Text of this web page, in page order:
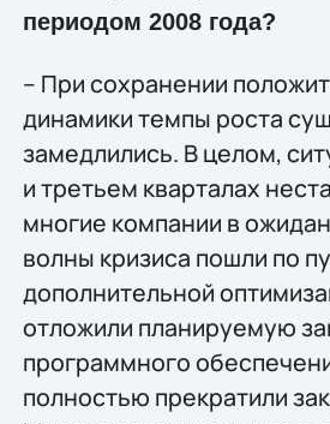
периодом 2008 года?
– При сохранении
динамики темпы роста
замедлились. В целом,
и третьем кварталах
многие компании в
волны кризиса пошли по
дополнительной
отложили планируемую
программного
полностью прекратили